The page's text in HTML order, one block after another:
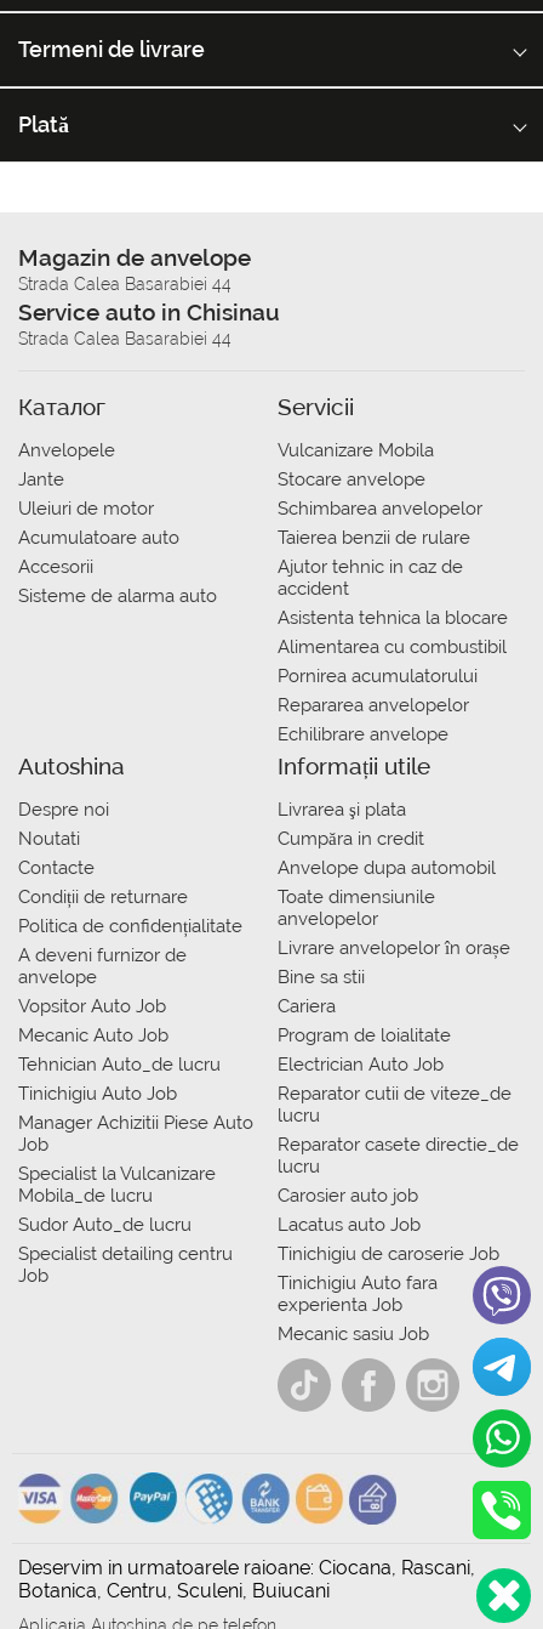
Termeni de livrare
Plată
Magazin de anvelope
Strada Calea Basarabiei 44
Service auto in Chisinau
Strada Calea Basarabiei 44
Каталог
Anvelopele
Jante
Uleiuri de motor
Acumulatoare auto
Accesorii
Sisteme de alarma auto
Servicii
Vulcanizare Mobila
Stocare anvelope
Schimbarea anvelopelor
Taierea benzii de rulare
Ajutor tehnic in caz de
accident
Asistenta tehnica la blocare
Alimentarea cu combustibil
Pornirea acumulatorului
Repararea anvelopelor
Echilibrare anvelope
Autoshina
Despre noi
Noutati
Contacte
Condiții de returnare
Politica de confidențialitate
A deveni furnizor de
anvelope
Vopsitor Auto Job
Mecanic Auto Job
Tehnician Auto_de lucru
Tinichigiu Auto Job
Manager Achizitii Piese Auto
Job
Specialist la Vulcanizare
Mobila_de lucru
Sudor Auto_de lucru
Specialist detailing centru
Job
Informații utile
Livrarea şi plata
Сumpăra in credit
Anvelope dupa automobil
Toate dimensiunile
anvelopelor
Livrare anvelopelor în orașe
Bine sa stii
Cariera
Program de loialitate
Electrician Auto Job
Reparator cutii de viteze_de
lucru
Reparator casete directie_de
lucru
Carosier auto job
Lacatus auto Job
Tinichigiu de caroserie Job
Tinichigiu Auto fara
experienta Job
Mecanic sasiu Job
Deservim in urmatoarele raioane: Ciocana, Rascani,
Botanica, Centru, Sculeni, Buiucani